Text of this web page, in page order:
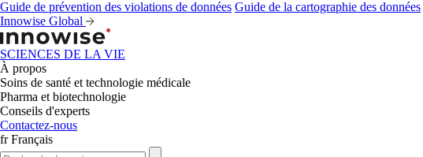
Guide de prévention des violations de données Guide de la cartographie des données
Innowise Global
SCIENCES DE LA VIE
À propos
Soins de santé et technologie médicale
Pharma et biotechnologie
Conseils d'experts
Contactez-nous
fr Français